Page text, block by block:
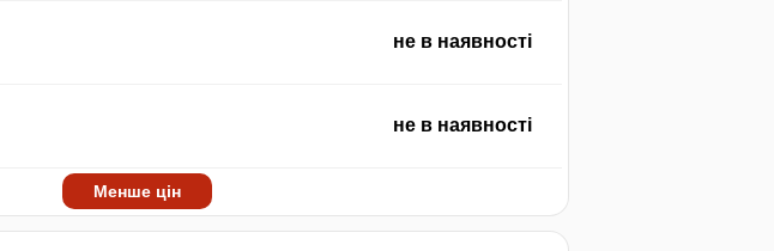
не в наявності
не в наявності
Менше цін